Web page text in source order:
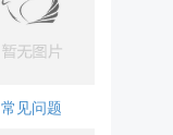
常见问题